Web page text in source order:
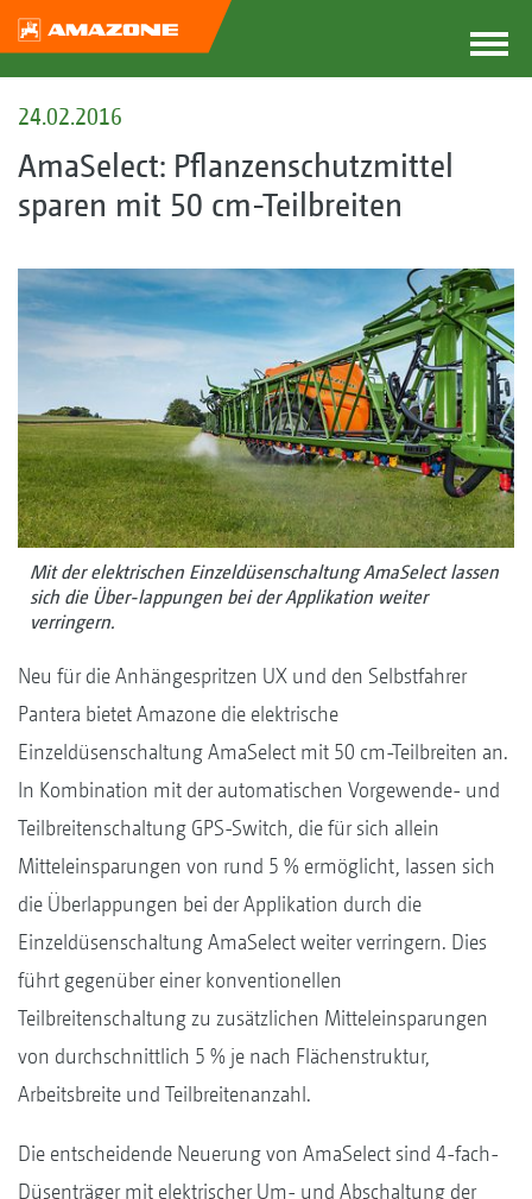
24.02.2016
AmaSelect: Pflanzenschutzmittel
sparen mit 50 cm-Teilbreiten
Mit der elektrischen Einzeldüsenschaltung AmaSelect lassen
sich die Über-lappungen bei der Applikation weiter
verringern.
Neu für die Anhängespritzen UX und den Selbstfahrer
Pantera bietet Amazone die elektrische
Einzeldüsenschaltung AmaSelect mit 50 cm-Teilbreiten an.
In Kombination mit der automatischen Vorgewende- und
Teilbreitenschaltung GPS-Switch, die für sich allein
Mitteleinsparungen von rund 5 % ermöglicht, lassen sich
die Überlappungen bei der Applikation durch die
Einzeldüsenschaltung AmaSelect weiter verringern. Dies
führt gegenüber einer konventionellen
Teilbreitenschaltung zu zusätzlichen Mitteleinsparungen
von durchschnittlich 5 % je nach Flächenstruktur,
Arbeitsbreite und Teilbreitenanzahl.
Die entscheidende Neuerung von AmaSelect sind 4-fach-
Düsenträger mit elektrischer Um- und Abschaltung der